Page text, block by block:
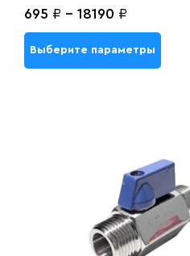
695 ₽ - 18190 ₽
Выберите параметры